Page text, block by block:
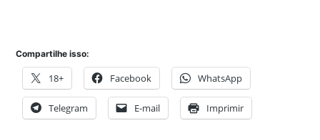
Compartilhe isso:
18+ Facebook WhatsApp
Telegram E-mail Imprimir